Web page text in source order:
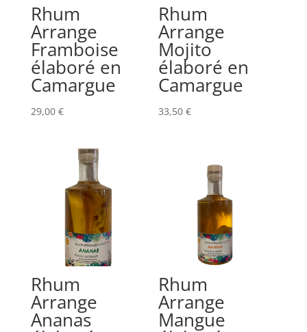
Rhum
Arrange
Framboise
élaboré en
Camargue
29,00 €
Rhum
Arrange
Mojito
élaboré en
Camargue
33,50€
Rhum
Arrange
Ananas
Rhum
Arrange
Mangue